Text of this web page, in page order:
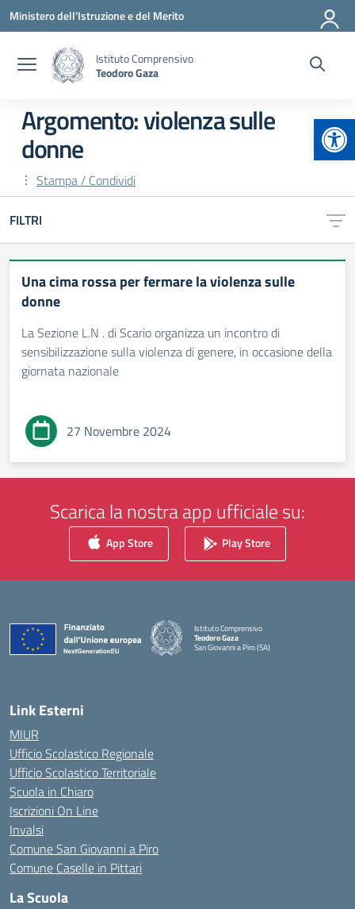
Vai ai contenuti
Vai al menu di navigazione
Vai al footer
Ministero dell'Istruzione e del Merito
Istituto Comprensivo
Teodoro Gaza
Argomento: violenza sulle
donne
Stampa / Condividi
FILTRI
Una cima rossa per fermare la violenza sulle
donne
La Sezione L.N . di Scario organizza un incontro di
sensibilizzazione sulla violenza di genere, in occasione della
giornata nazionale
27 Novembre 2024
Scarica la nostra app ufficiale su:
App Store Play Store
Istituto Comprensivo
Teodoro Gaza
San Giovanni a Piro (SA)
Link Esterni
MIUR
Ufficio Scolastico Regionale
Ufficio Scolastico Territoriale
Scuola in Chiaro
Iscrizioni On Line
Invalsi
Comune San Giovanni a Piro
Comune Caselle in Pittari
La Scuola